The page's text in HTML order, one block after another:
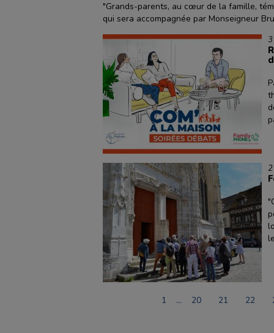
"Grands-parents, au cœur de la famille,
qui sera accompagnée par Monseigneur
3
1 … 20 21 22